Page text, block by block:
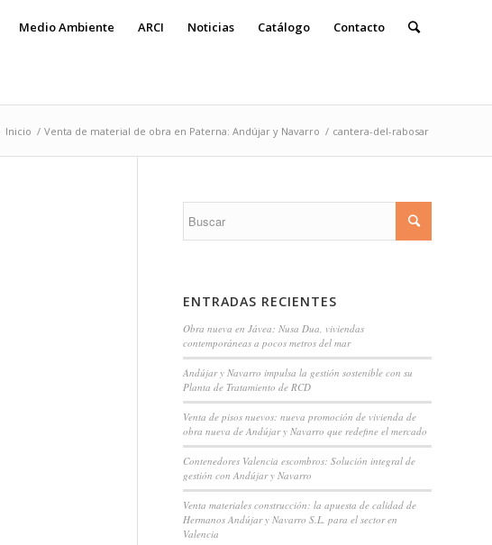
Medio Ambiente ARCI Noticias Catálogo Contacto
Inicio / Venta de material de obra en Paterna: Andújar y Navarro / cantera-del-rabosar
ENTRADAS RECIENTES
Obra nueva en Jávea: Nusa Dua, viviendas
contemporáneas a pocos metros del mar
Andújar y Navarro impulsa la gestión sostenible con su
Planta de Tratamiento de RCD
Venta de pisos nuevos: nueva promoción de vivienda de
obra nueva de Andújar y Navarro que redefine el mercado
Contenedores Valencia escombros: Solución integral de
gestión con Andújar y Navarro
Venta materiales construcción: la apuesta de calidad de
Hermanos Andújar y Navarro S.L. para el sector en
Valencia